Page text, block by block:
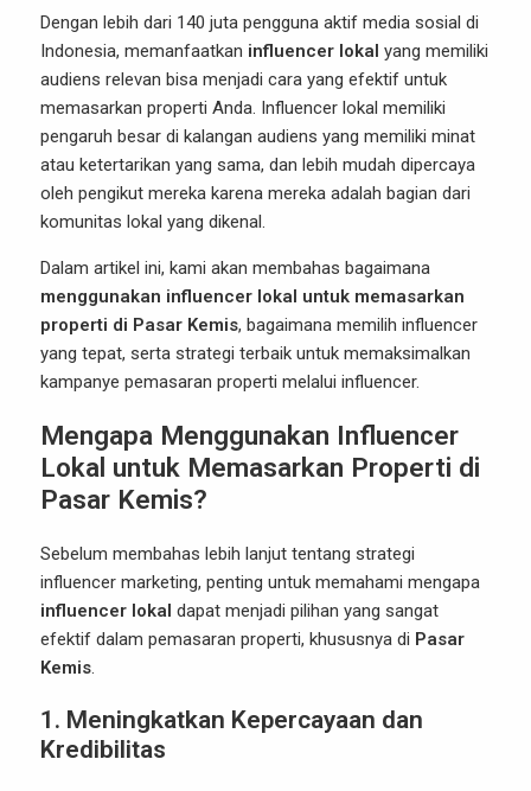
Dengan lebih dari 140 juta pengguna aktif media sosial di
Indonesia, memanfaatkan influencer lokal yang memiliki
audiens relevan bisa menjadi cara yang efektif untuk
memasarkan properti Anda. Influencer lokal memiliki
pengaruh besar di kalangan audiens yang memiliki minat
atau ketertarikan yang sama, dan lebih mudah dipercaya
oleh pengikut mereka karena mereka adalah bagian dari
komunitas lokal yang dikenal.
Dalam artikel ini, kami akan membahas bagaimana
menggunakan influencer lokal untuk memasarkan
properti di Pasar Kemis, bagaimana memilih influencer
yang tepat, serta strategi terbaik untuk memaksimalkan
kampanye pemasaran properti melalui influencer.
Mengapa Menggunakan Influencer
Lokal untuk Memasarkan Properti di
Pasar Kemis?
Sebelum membahas lebih lanjut tentang strategi
influencer marketing, penting untuk memahami mengapa
influencer lokal dapat menjadi pilihan yang sangat
efektif dalam pemasaran properti, khususnya di Pasar
Kemis.
1. Meningkatkan Kepercayaan dan
Kredibilitas